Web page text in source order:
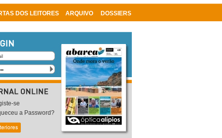
DOS LEITORES ARQUIVO DOSSIERS
se
a Password?